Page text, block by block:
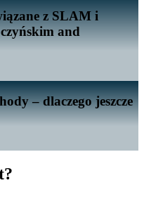
z SLAM i
and
– dlaczego jeszcze